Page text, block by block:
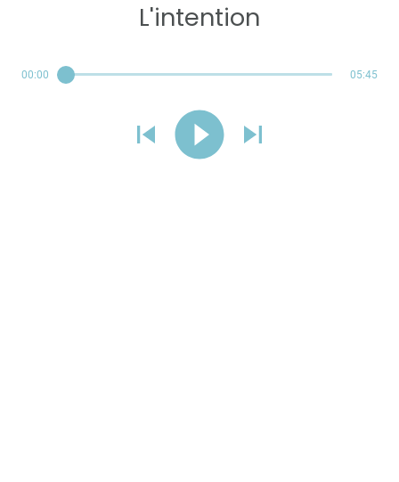
L'intention
00:00 05:45